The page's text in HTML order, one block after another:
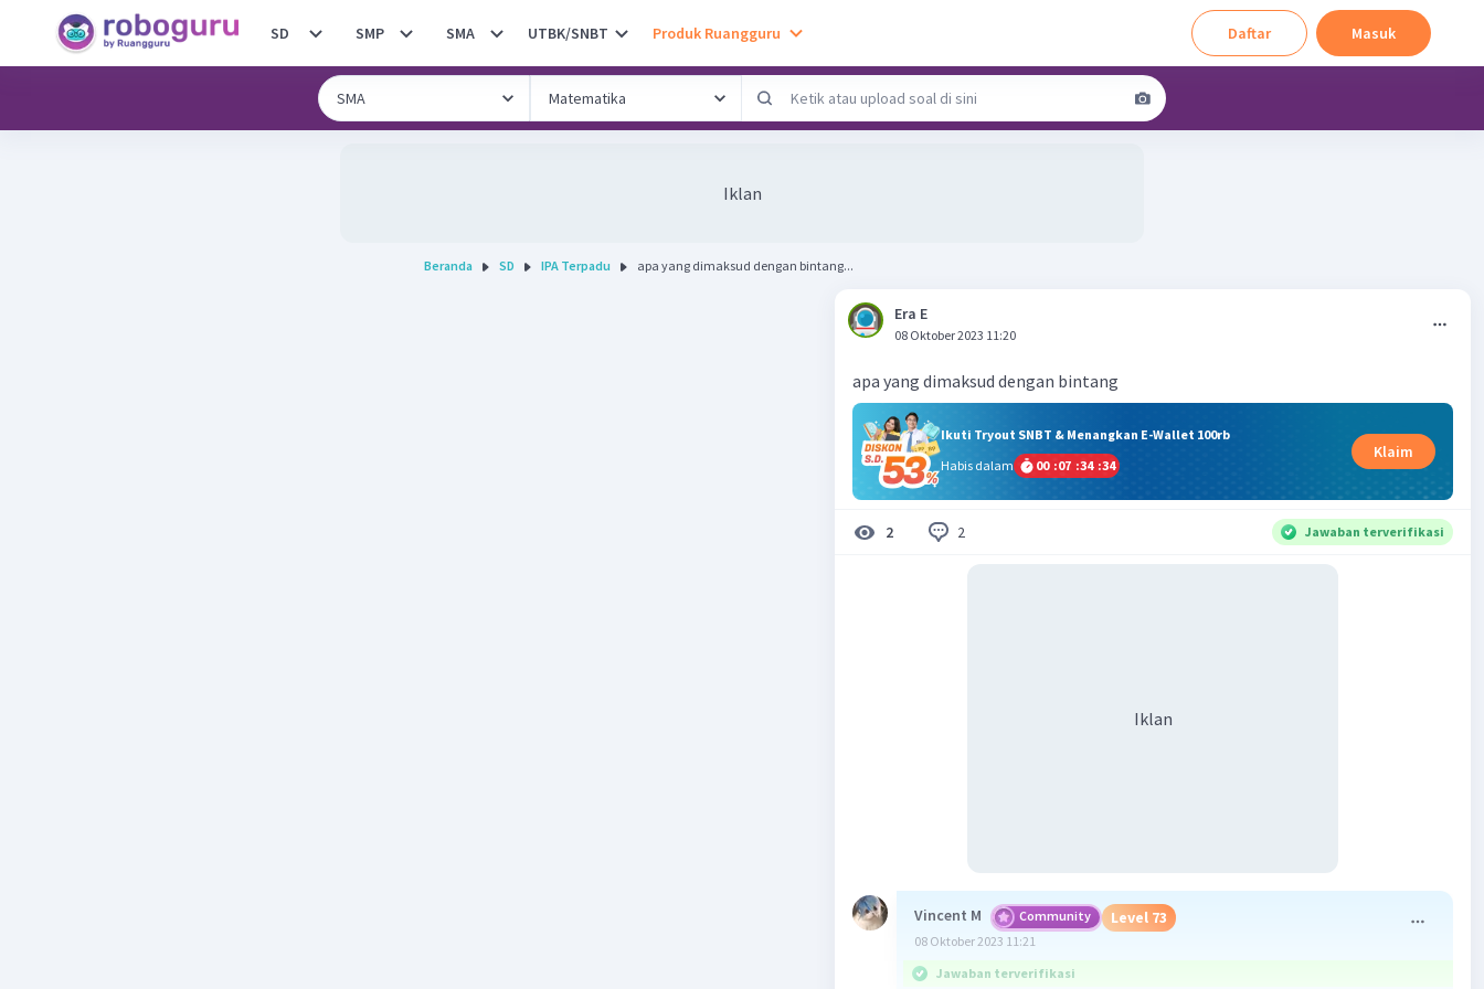
SD SMP SMA UTBK/SNBT Produk Ruangguru Daftar Masuk
Iklan
Beranda SD IPA Terpadu apa yang dimaksud dengan bintang...
Era E
08 Oktober 2023 11:20
apa yang dimaksud dengan bintang
Ikuti Tryout SNBT & Menangkan E-Wallet 100rb
Habis dalam
00 :07 :34 :34
Klaim
2 2 Jawaban terverifikasi
Iklan
Vincent M Community Level 73
08 Oktober 2023 11:21
Jawaban terverifikasi